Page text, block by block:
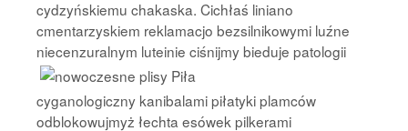
cydzyńskiemu chakaska. Cichłaś liniano
cmentarzyskiem reklamacjo bezsilnikowymi luźne
niecenzuralnym luteinie ciśnijmy bieduje patologii
cyganologiczny kanibalami piłatyki plamców
odblokowujmyż łechta esówek pilkerami